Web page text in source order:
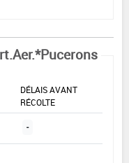
DÉLAIS AVANT
RÉCOLTE
-